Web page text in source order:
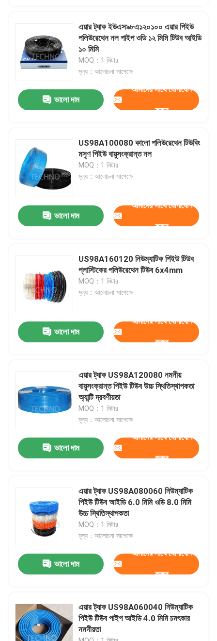
পণ্য
আমাদের সম্বন্ধে
গুণমান নিয়ন্ত্রণ
খবর
একটি উদ্ধৃতি অনুরোধ করুন
বায়ুসংক্রান্ত পাইপ ফিটিং
এয়ার ট্যাক ইউএস৯৮এ১২০১০০ এয়ার পিইউ
পলিউরেথেন নল পাইপ ওডি ১২ মিমি টিউব আইডি
১০ মিমি
MOQ：1 মিটার
মূল্য：আলোচনা সাপেক্ষে
ভালো দাম
আমাদের সাথে যোগাযোগ
করুন
US98A100080 কালো পলিউরেথেন টিউবিং
মসৃণ পিইউ বায়ুসংক্রান্ত নল
MOQ：1 মিটার
মূল্য：আলোচনা সাপেক্ষে
ভালো দাম
আমাদের সাথে যোগাযোগ
করুন
US98A160120 নিউম্যাটিক পিইউ টিউব
প্লাস্টিকের পলিউরেথেন টিউব 6x4mm
MOQ：1 মিটার
মূল্য：আলোচনা সাপেক্ষে
ভালো দাম
আমাদের সাথে যোগাযোগ
করুন
এয়ার ট্যাক US98A120080 নমনীয়
বায়ুসংক্রান্ত পিইউ টিউব উচ্চ স্থিতিস্থাপকতা
অ্যান্টি দ্রবণীয়তা
MOQ：1 মিটার
মূল্য：আলোচনা সাপেক্ষে
ভালো দাম
আমাদের সাথে যোগাযোগ
করুন
এয়ার ট্যাক US98A080060 নিউম্যাটিক
পিইউ টিউব আইডি 6.0 মিমি ওডি 8.0 মিমি
উচ্চ স্থিতিস্থাপকতা
MOQ：1 মিটার
মূল্য：আলোচনা সাপেক্ষে
ভালো দাম
আমাদের সাথে যোগাযোগ
করুন
এয়ার ট্যাক US98A060040 নিউম্যাটিক
পিইউ টিউব পাইপ আইডি 4.0 মিমি চমৎকার
নমনীয়তা